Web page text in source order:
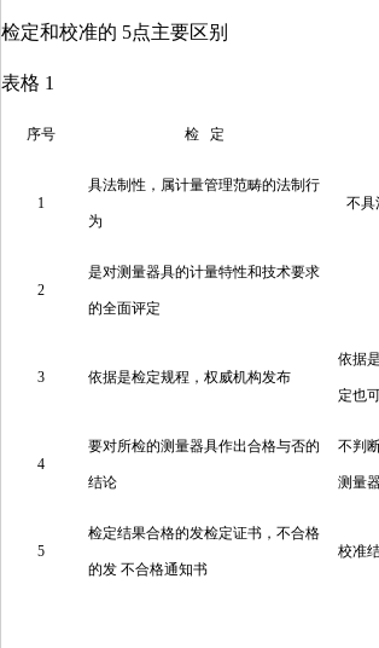
检定和校准的 5点主要区别
表格 1
序号 检 定
1
具法制性，属计量管理范畴的法制行
为
不具
2
是对测量器具的计量特性和技术要求
的全面评定
3 依据是检定规程，权威机构发布
依据
定也
4
要对所检的测量器具作出合格与否的
结论
不判
测量
5
检定结果合格的发检定证书，不合格
的发 不合格通知书
校准